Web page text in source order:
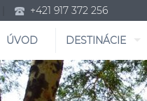
+421 917 372 256
ÚVOD DESTINÁCIE